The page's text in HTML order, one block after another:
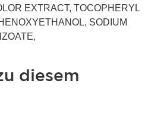
EXTRACT, TOCOPHERYL
SODIUM
diesem